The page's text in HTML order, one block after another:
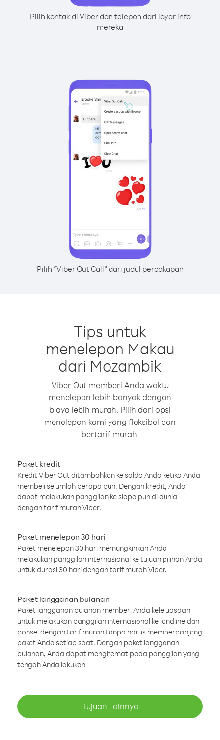
Pilih kontak di Viber dan telepon dari layar info
mereka
Pilih “Viber Out Call” dari judul percakapan
Tips untuk
menelepon Makau
dari Mozambik
Viber Out memberi Anda waktu
menelepon lebih banyak dengan
biaya lebih murah. Pilih dari opsi
menelepon kami yang fleksibel dan
bertarif murah:
Paket kredit
Kredit Viber Out ditambahkan ke saldo Anda ketika Anda
membeli sejumlah berapa pun. Dengan kredit, Anda
dapat melakukan panggilan ke siapa pun di dunia
dengan tarif murah Viber.
Paket menelepon 30 hari
Paket menelepon 30 hari memungkinkan Anda
melakukan panggilan internasional ke tujuan pilihan Anda
untuk durasi 30 hari dengan tarif murah Viber.
Paket langganan bulanan
Paket langganan bulanan memberi Anda keleluasaan
untuk melakukan panggilan internasional ke landline dan
ponsel dengan tarif murah tanpa harus memperpanjang
paket Anda setiap saat. Dengan paket langganan
bulanan, Anda dapat menghemat pada panggilan yang
tengah Anda lakukan
Tujuan Lainnya